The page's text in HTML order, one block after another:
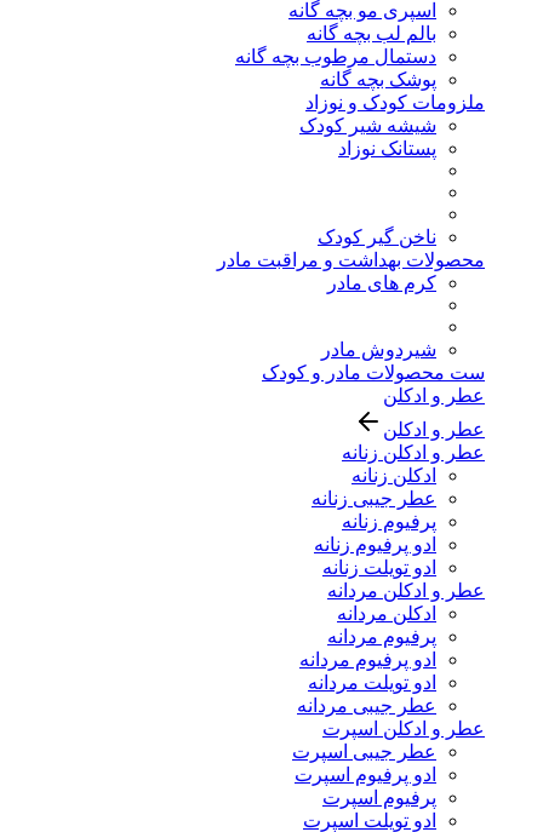
اسپری مو بچه گانه
بالم لب بچه گانه
دستمال مرطوب بچه گانه
پوشک بچه گانه
ملزومات کودک و نوزاد
شیشه شیر کودک
پستانک نوزاد
ناخن گیر کودک
محصولات بهداشت و مراقبت مادر
کرم های مادر
شیردوش مادر
ست محصولات مادر و کودک
عطر و ادکلن
عطر و ادکلن
عطر و ادکلن زنانه
ادکلن زنانه
عطر جیبی زنانه
پرفیوم زنانه
ادو پرفیوم زنانه
ادو تویلت زنانه
عطر و ادکلن مردانه
ادکلن مردانه
پرفیوم مردانه
ادو پرفیوم مردانه
ادو تویلت مردانه
عطر جیبی مردانه
عطر و ادکلن اسپرت
عطر جیبی اسپرت
ادو پرفیوم اسپرت
پرفیوم اسپرت
ادو تویلت اسپرت